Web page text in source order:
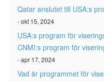
Qatar anslutet till USA:s
- okt 15, 2024
USA:s program för
CNMI:s program för
- apr 17, 2024
Vad är programmet för